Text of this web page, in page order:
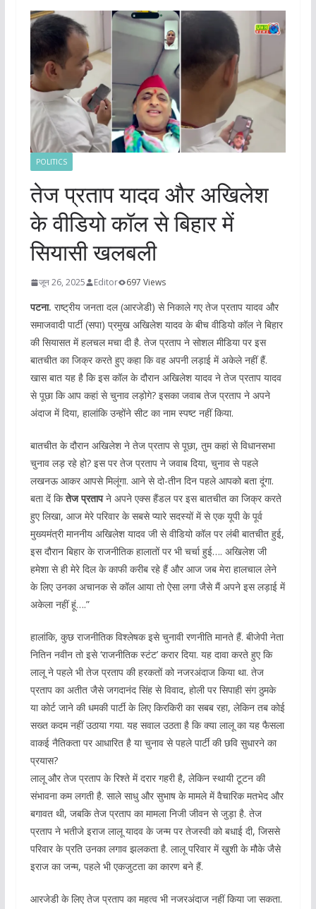
POLITICS
तेज प्रताप यादव और अखिलेश
के वीडियो कॉल से बिहार में
सियासी खलबली
जून 26, 2025 Editor 697 Views
पटना. राष्ट्रीय जनता दल (आरजेडी) से निकाले गए तेज प्रताप यादव और
समाजवादी पार्टी (सपा) प्रमुख अखिलेश यादव के बीच वीडियो कॉल ने बिहार
की सियासत में हलचल मचा दी है. तेज प्रताप ने सोशल मीडिया पर इस
बातचीत का जिक्र करते हुए कहा कि वह अपनी लड़ाई में अकेले नहीं हैं.
खास बात यह है कि इस कॉल के दौरान अखिलेश यादव ने तेज प्रताप यादव
से पूछा कि आप कहां से चुनाव लड़ोगे? इसका जवाब तेज प्रताप ने अपने
अंदाज में दिया, हालांकि उन्होंने सीट का नाम स्पष्ट नहीं किया.
बातचीत के दौरान अखिलेश ने तेज प्रताप से पूछा, तुम कहां से विधानसभा
चुनाव लड़ रहे हो? इस पर तेज प्रताप ने जवाब दिया, चुनाव से पहले
लखनऊ आकर आपसे मिलूंगा. आने से दो-तीन दिन पहले आपको बता दूंगा.
बता दें कितेज प्रतापने अपने एक्स हैंडल पर इस बातचीत का जिक्र करते
हुए लिखा, आज मेरे परिवार के सबसे प्यारे सदस्यों में से एक यूपी के पूर्व
मुख्यमंत्री माननीय अखिलेश यादव जी से वीडियो कॉल पर लंबी बातचीत हुई,
इस दौरान बिहार के राजनीतिक हालातों पर भी चर्चा हुई…. अखिलेश जी
हमेशा से ही मेरे दिल के काफी करीब रहे हैं और आज जब मेरा हालचाल लेने
के लिए उनका अचानक से कॉल आया तो ऐसा लगा जैसे मैं अपने इस लड़ाई में
अकेला नहीं हूं….”
हालांकि, कुछ राजनीतिक विश्लेषक इसे चुनावी रणनीति मानते हैं. बीजेपी नेता
नितिन नवीन तो इसे ‘राजनीतिक स्टंट’ करार दिया. यह दावा करते हुए कि
लालू ने पहले भी तेज प्रताप की हरकतों को नजरअंदाज किया था. तेज
प्रताप का अतीत जैसे जगदानंद सिंह से विवाद, होली पर सिपाही संग ठुमके
या कोर्ट जाने की धमकी पार्टी के लिए किरकिरी का सबब रहा, लेकिन तब कोई
सख्त कदम नहीं उठाया गया. यह सवाल उठता है कि क्या लालू का यह फैसला
वाकई नैतिकता पर आधारित है या चुनाव से पहले पार्टी की छवि सुधारने का
प्रयास?
लालू और तेज प्रताप के रिश्ते में दरार गहरी है, लेकिन स्थायी टूटन की
संभावना कम लगती है. साले साधु और सुभाष के मामले में वैचारिक मतभेद और
बगावत थी, जबकि तेज प्रताप का मामला निजी जीवन से जुड़ा है. तेज
प्रताप ने भतीजे इराज लालू यादव के जन्म पर तेजस्वी को बधाई दी, जिससे
परिवार के प्रति उनका लगाव झलकता है. लालू परिवार में खुशी के मौके जैसे
इराज का जन्म, पहले भी एकजुटता का कारण बने हैं.
आरजेडी के लिए तेज प्रताप का महत्व भी नजरअंदाज नहीं किया जा सकता.